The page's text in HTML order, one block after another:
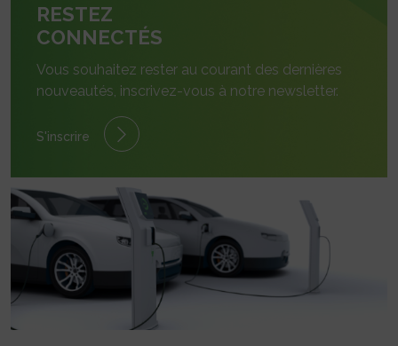
RESTEZ
CONNECTÉS
Vous souhaitez rester au courant des dernières
nouveautés, inscrivez-vous à notre newsletter.
S'inscrire